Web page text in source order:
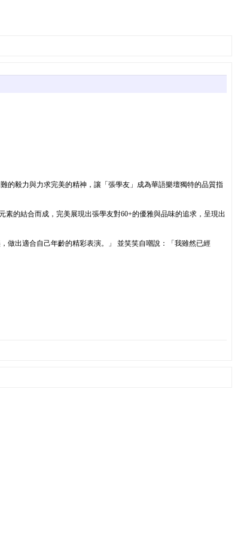
的毅力與力求完美的精神，讓「張學友」成為華語樂壇獨特的品質指
素的結合而成，完美展現出張學友對60+的優雅與品味的追求，呈現出
做出適合自己年齡的精彩表演。」 並笑笑自嘲說：「我雖然已經